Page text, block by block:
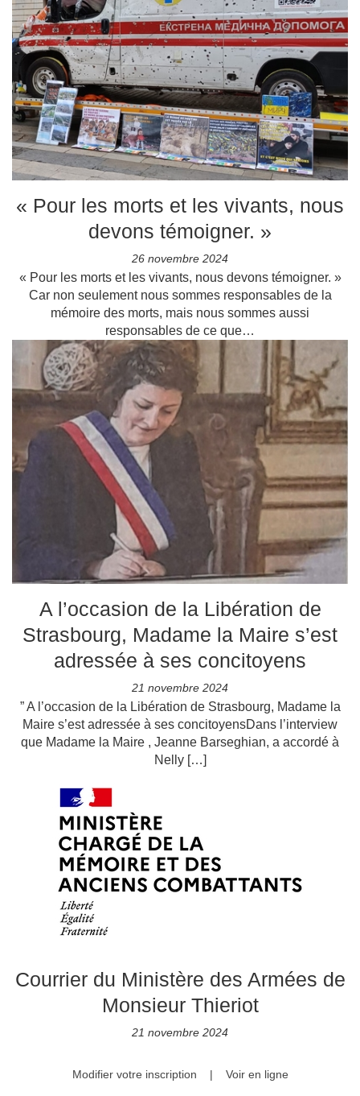
« Pour les morts et les vivants, nous
devons témoigner. »
26 novembre 2024
« Pour les morts et les vivants, nous devons témoigner. »
Car non seulement nous sommes responsables de la
mémoire des morts, mais nous sommes aussi
responsables de ce que…
A l’occasion de la Libération de
Strasbourg, Madame la Maire s’est
adressée à ses concitoyens
21 novembre 2024
” A l’occasion de la Libération de Strasbourg, Madame la
Maire s’est adressée à ses concitoyensDans l’interview
que Madame la Maire , Jeanne Barseghian, a accordé à
Nelly […]
Courrier du Ministère des Armées de
Monsieur Thieriot
21 novembre 2024
Modifier votre inscription | Voir en ligne